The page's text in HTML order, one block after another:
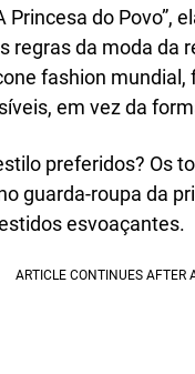
Princesa do Povo”,
regras da moda da
fashion
em vez da
preferidos? Os
guarda-roupa da
esvoaçantes.